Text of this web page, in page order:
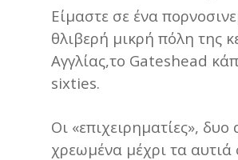
Είμαστε σε ένα
θλιβερή μικρή πόλη της
Αγγλίας,το Gateshead
sixties.
Οι «επιχειρηματίες», δυο
χρεωμένα μέχρι τα αυτιά